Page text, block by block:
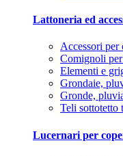
Lattoneria ed
Accessori per
Comignoli
Elementi e
Grondaie,
Gronde,
Teli sottotetto
Lucernari per